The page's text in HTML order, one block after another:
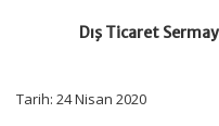
Dış Ticaret
Tarih: 24 Nisan 2020